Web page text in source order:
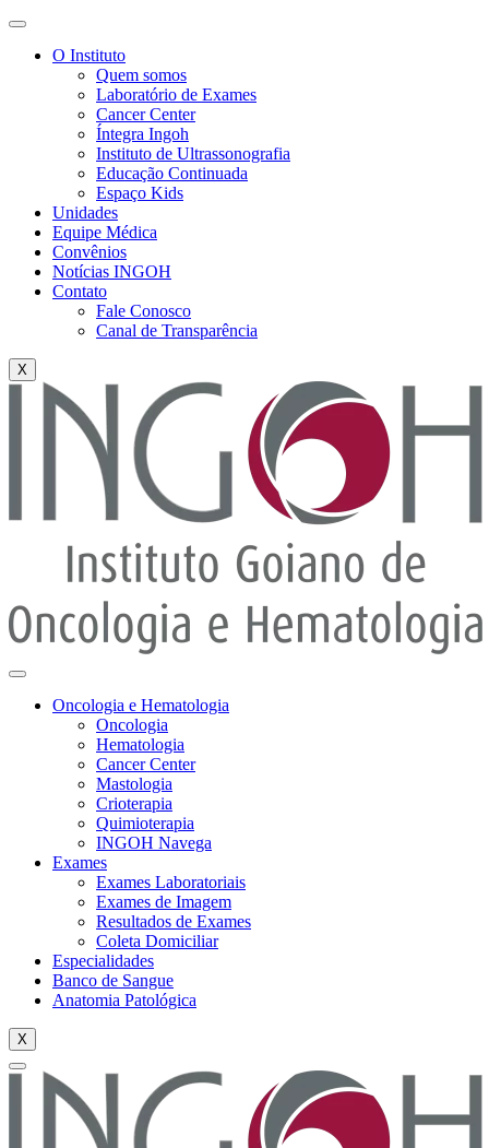
O Instituto
Quem somos
Laboratório de Exames
Cancer Center
Íntegra Ingoh
Instituto de Ultrassonografia
Educação Continuada
Espaço Kids
Unidades
Equipe Médica
Convênios
Notícias INGOH
Contato
Fale Conosco
Canal de Transparência
X
Oncologia e Hematologia
Oncologia
Hematologia
Cancer Center
Mastologia
Crioterapia
Quimioterapia
INGOH Navega
Exames
Exames Laboratoriais
Exames de Imagem
Resultados de Exames
Coleta Domiciliar
Especialidades
Banco de Sangue
Anatomia Patológica
X